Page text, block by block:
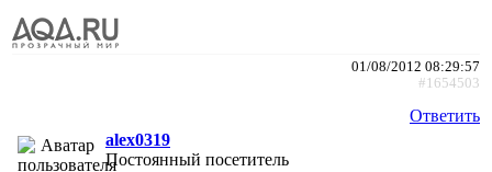
01/08/2012 08:29:57
#1654503
Ответить
alex0319
Постоянный посетитель